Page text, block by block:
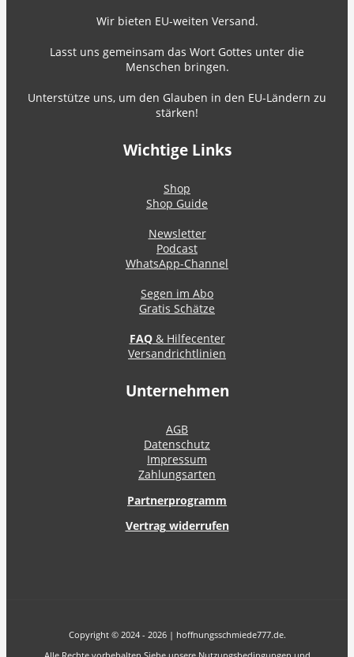
Wir bieten EU-weiten Versand.
Lasst uns gemeinsam das Wort Gottes unter die
Menschen bringen.
Unterstütze uns, um den Glauben in den EU-Ländern zu
stärken!
Wichtige Links
Shop
Shop Guide
Newsletter
Podcast
WhatsApp-Channel
Segen im Abo
Gratis Schätze
FAQ& Hilfecenter
Versandrichtlinien
Unternehmen
AGB
Datenschutz
Impressum
Zahlungsarten
Partnerprogramm
Vertrag widerrufen
Copyright © 2024 - 2026 | hoffnungsschmiede777.de.